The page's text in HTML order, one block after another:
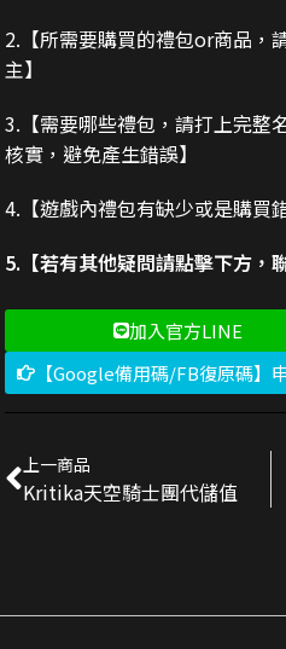
2. 【所需要購買的禮包or商品
主】
3. 【需要哪些禮包，請打上完
核實，避免產生錯誤】
4.【遊戲內禮包有缺少或是購買
5.【若有其他疑問請點擊下方，
加入官方LINE
【Google備用碼/FB復原碼】
上一商品
Kritika天空騎士團代儲值